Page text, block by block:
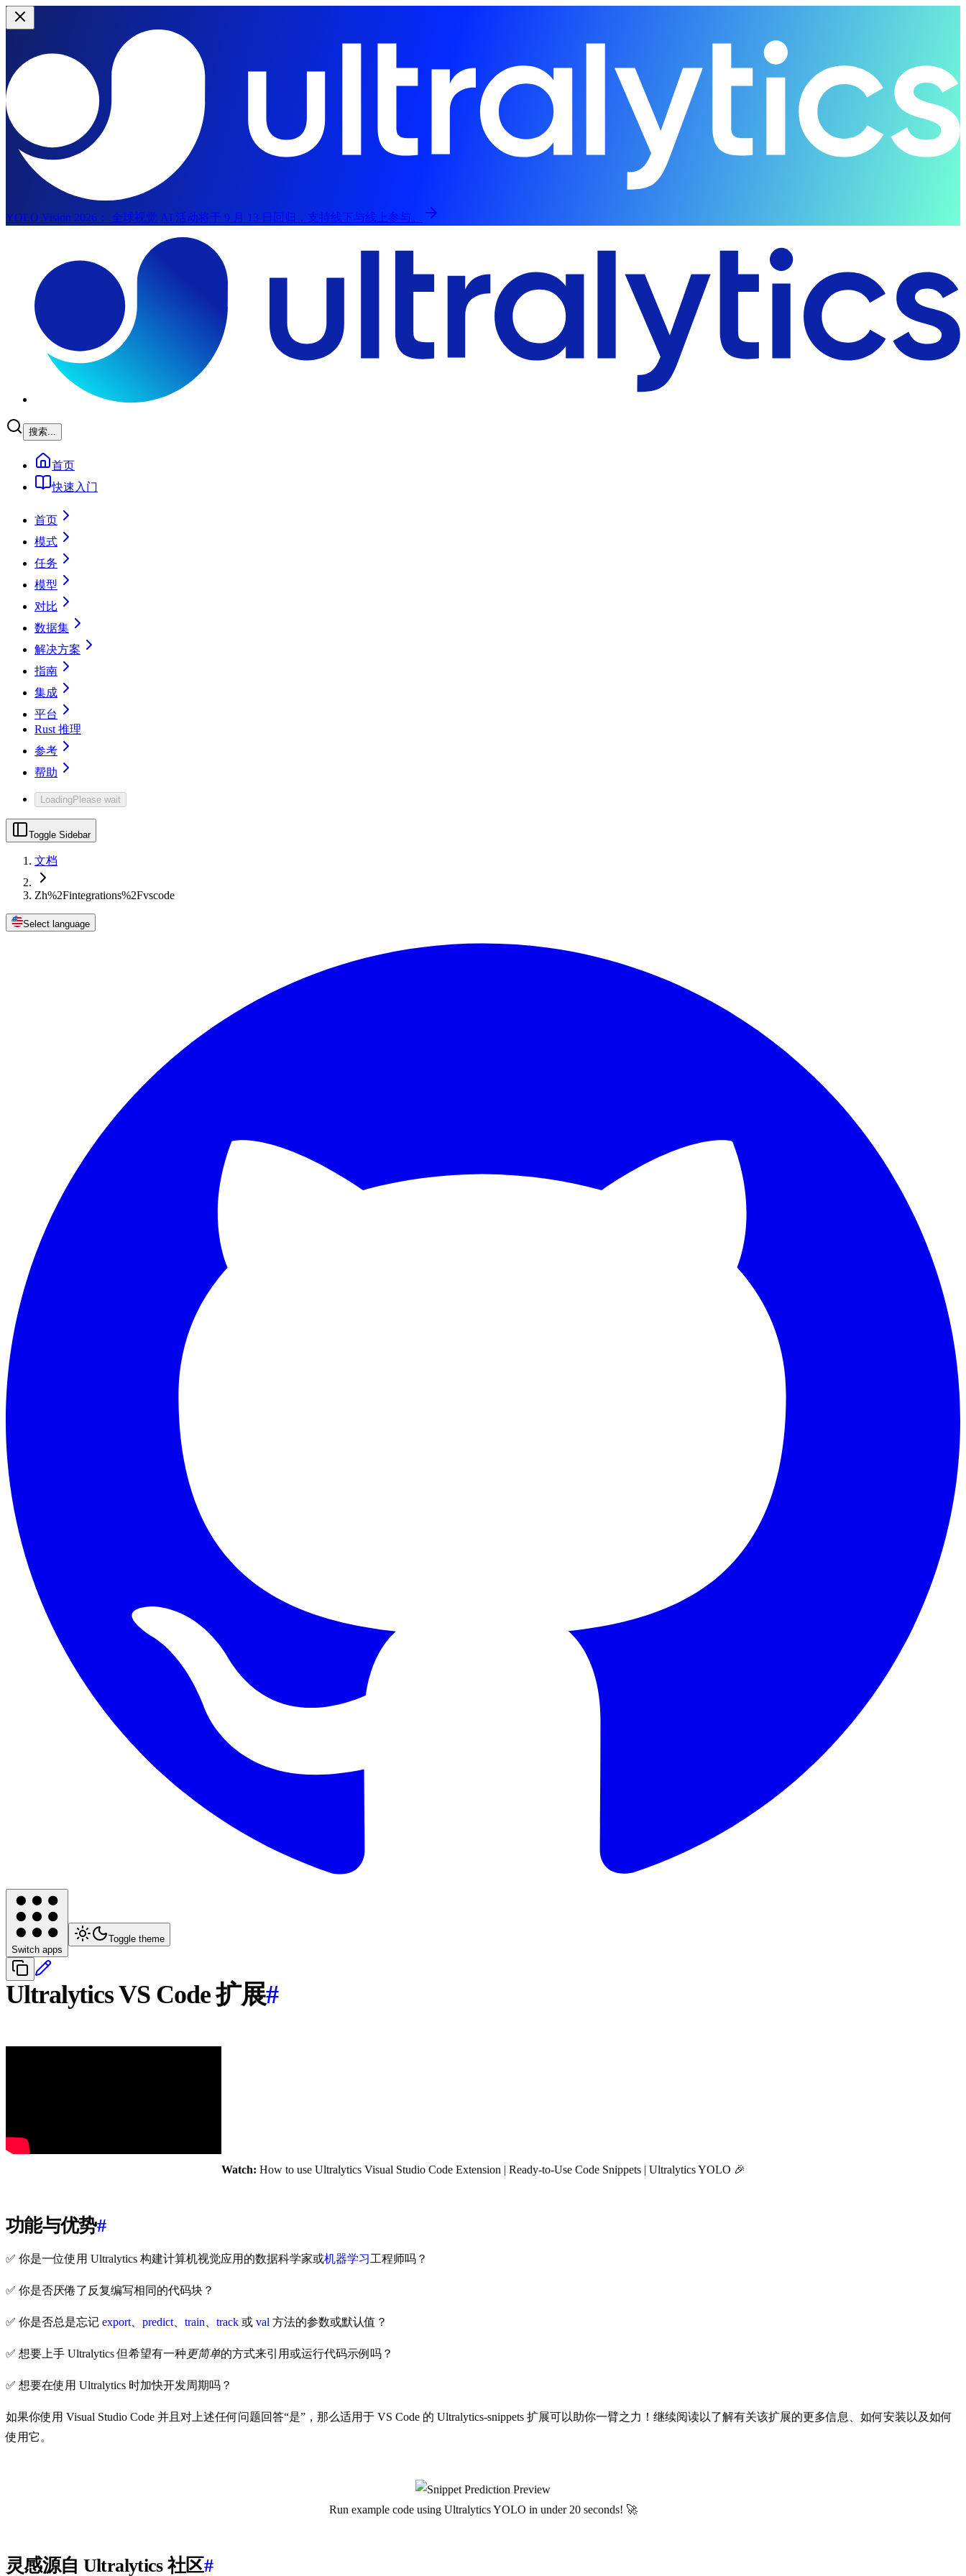
YOLO Vision 2026：
全球视觉 AI 活动将于 9 月 13 日回归，支持线下与线上参与。
搜索...
首页
快速入门
首页
模式
任务
模型
对比
数据集
解决方案
指南
集成
平台
Rust 推理
参考
帮助
LoadingPlease wait
Toggle Sidebar
文档
Zh%2Fintegrations%2Fvscode
Select language
Switch apps
Toggle theme
Ultralytics VS Code 扩展#
Watch: How to use Ultralytics Visual Studio Code Extension | Ready-to-Use Code Snippets | Ultralytics YOLO 🎉
功能与优势#
✅ 你是一位使用 Ultralytics 构建计算机视觉应用的数据科学家或机器学习工程师吗？
✅ 你是否厌倦了反复编写相同的代码块？
✅ 你是否总是忘记 export predict train track 或 val 方法的参数或默认值？
✅ 想要上手 Ultralytics 但希望有一种 更简单的方式来引用或运行代码示例吗？
✅ 想要在使用 Ultralytics 时加快开发周期吗？
如果你使用 Visual Studio Code 并且对上述任何问题回答“是”，那么适用于 VS Code 的 Ultralytics-snippets 扩展可以助你一臂之力！继续阅读以了解有关该扩展的更多信息、如何安装以及如何
使用它。
Run example code using Ultralytics YOLO in under 20 seconds! 🚀
灵感源自 Ultralytics 社区#